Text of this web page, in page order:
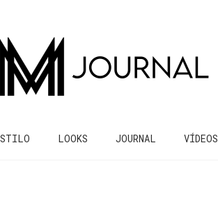
LOOKS JOURNAL VÍDEOS